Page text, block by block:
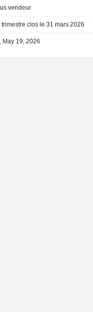
plus vendeur
clos le 31 mars 2026
May 19, 2026